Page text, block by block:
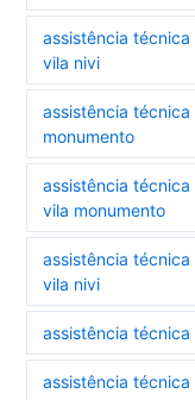
assistência
vila nivi
assistência
monumento
assistência
vila monumento
assistência
vila nivi
assistência
assistência